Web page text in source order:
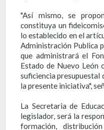
"Así mismo, se
constituya un
lo establecido en el
Administración Publica
que administrará el
Estado de Nuevo León
suficiencia presupuestal
la presente iniciativa",
La Secretaria de
legislador, será la
formación,